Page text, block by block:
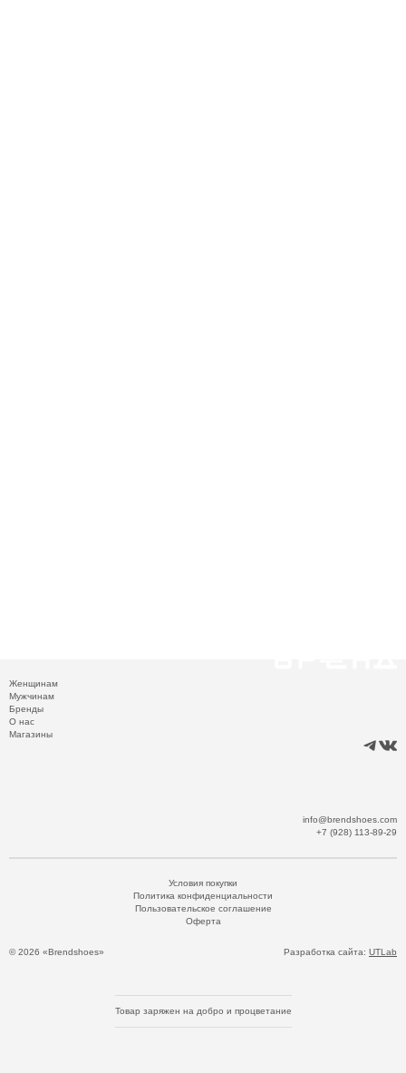
Женщинам
Мужчинам
Бренды
О нас
Магазины
info@brendshoes.com
+7 (928) 113-89-29
© 2026 «Brendshoes»
Условия покупки
Политика конфиденциальности
Пользовательское соглашение
Оферта
Разработка сайта: UTLab
Товар заряжен на добро и процветание